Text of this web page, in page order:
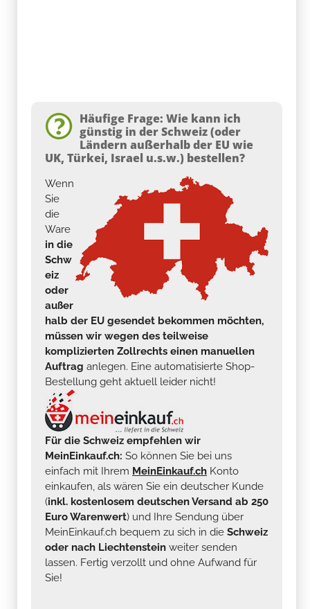
Häufige Frage: Wie kann ich
günstig in der Schweiz (oder
Ländern außerhalb der EU wie
UK, Türkei, Israel u.s.w.) bestellen?
Wenn
Sie
die
Ware
in die
Schw
eiz
oder
außer
halb der EU gesendet bekommen möchten,
müssen wir wegen des teilweise
komplizierten Zollrechts einen manuellen
Auftrag anlegen. Eine automatisierte Shop-
Bestellung geht aktuell leider nicht!
Für die Schweiz empfehlen wir
MeinEinkauf.ch: So können Sie bei uns
einfach mit Ihrem MeinEinkauf.ch Konto
einkaufen, als wären Sie ein deutscher Kunde
(inkl. kostenlosem deutschen Versand ab 250
Euro Warenwert) und Ihre Sendung über
MeinEinkauf.ch bequem zu sich in die Schweiz
oder nach Liechtenstein weiter senden
lassen. Fertig verzollt und ohne Aufwand für
Sie!